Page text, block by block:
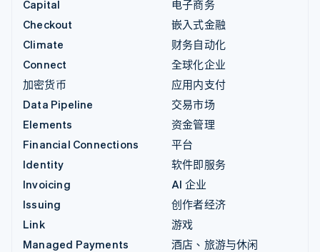
Capital
Checkout
Climate
Connect
加密货币
Data Pipeline
Elements
Financial Connections
Identity
Invoicing
Issuing
Link
Managed Payments
电子商务
嵌入式金融
财务自动化
全球化企业
应用内支付
交易市场
资金管理
平台
软件即服务
AI 企业
创作者经济
游戏
酒店、旅游与休闲